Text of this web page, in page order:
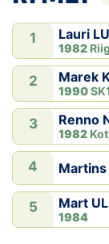
1 Lauri
1982
2 Marek
1990
3 Renno
1982
4 Martins
5 Mart
1984